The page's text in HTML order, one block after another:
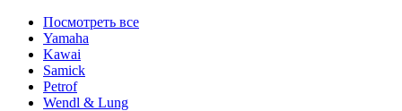
Посмотреть все
Yamaha
Kawai
Samick
Petrof
Wendl & Lung